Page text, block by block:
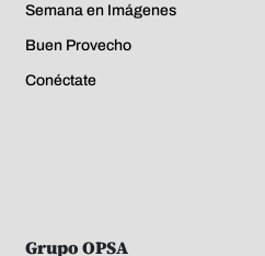
Semana en Imágenes
Buen Provecho
Conéctate
Grupo OPSA